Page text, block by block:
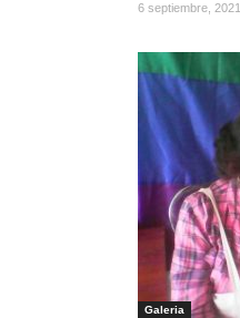
6 septiembre, 2021
Galeria